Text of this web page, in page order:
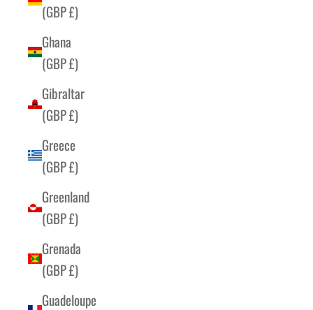
(GBP £)
Ghana
(GBP £)
Gibraltar
(GBP £)
Greece
(GBP £)
Greenland
(GBP £)
Grenada
(GBP £)
Guadeloupe